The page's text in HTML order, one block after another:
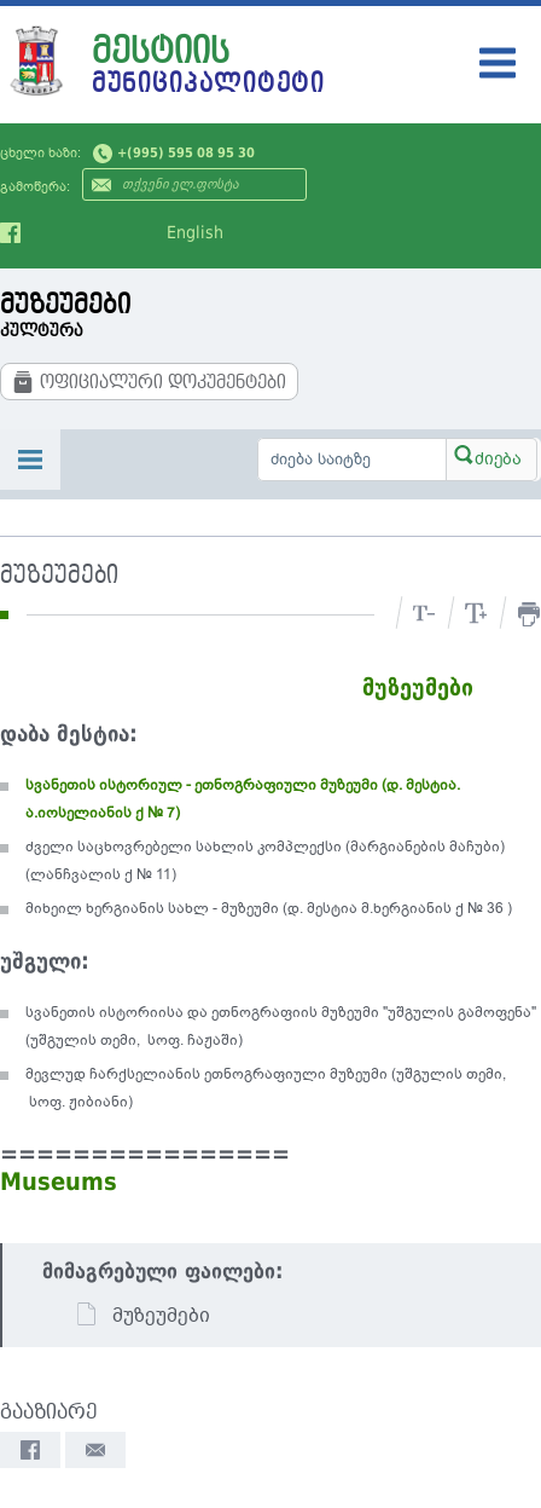
ცხელი ხაზი: +(995) 595 08 95 30
გამოწერა:
English
ᲛᲔᲡᲢᲘᲘᲡ
ᲛᲣᲜᲘᲪᲘᲞᲐᲚᲘᲢᲔᲢᲘ
ᲛᲣᲜᲘᲪᲘᲞᲐᲚᲘᲢᲔᲢᲘ
ᲗᲕᲘᲗᲛᲛᲐᲠᲗᲕᲔᲚᲝᲑᲐ
ᲡᲘᲐᲮᲚᲔᲔᲑᲘ
ᲡᲔᲠᲕᲘᲡᲔᲑᲘ
ᲛᲝᲥᲐᲚᲐᲥᲔᲡ
ᲡᲐᲯᲐᲠᲝ ᲘᲜᲤᲝᲠᲛᲐᲪᲘᲐ
ᲙᲝᲜᲢᲐᲥᲢᲘ
მუზეუმები
კულტურა
ოფიციალური დოკუმენტები
მუზეუმები
მუზეუმები
დაბა მესტია:
სვანეთის ისტორიულ - ეთნოგრაფიული მუზეუმი (დ. მესტია.
ა.იოსელიანის ქ № 7)
ძველი საცხოვრებელი სახლის კომპლექსი (მარგიანების მაჩუბი)
(ლანჩვალის ქ № 11)
მიხეილ ხერგიანის სახლ - მუზეუმი (დ. მესტია მ.ხერგიანის ქ № 36 )
უშგული:
სვანეთის ისტორიისა და ეთნოგრაფიის მუზეუმი "უშგულის გამოფენა"
(უშგულის თემი, სოფ. ჩაჟაში)
მევლუდ ჩარქსელიანის ეთნოგრაფიული მუზეუმი (უშგულის თემი,
სოფ. ჟიბიანი)
================
Museums
მიმაგრებული ფაილები:
მუზეუმები
გააზიარე